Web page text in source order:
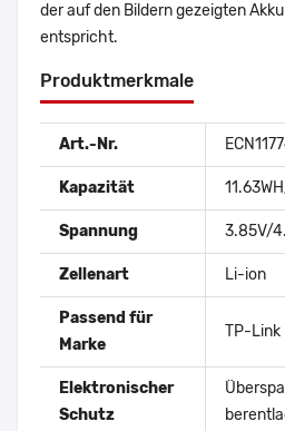
der auf den Bildern gezeigten
entspricht.
Produktmerkmale
Art.-Nr.
Kapazität
Spannung 3.85V/
Zellenart Li-ion
Passend für
Marke
TP-Link
Elektronischer
Schutz